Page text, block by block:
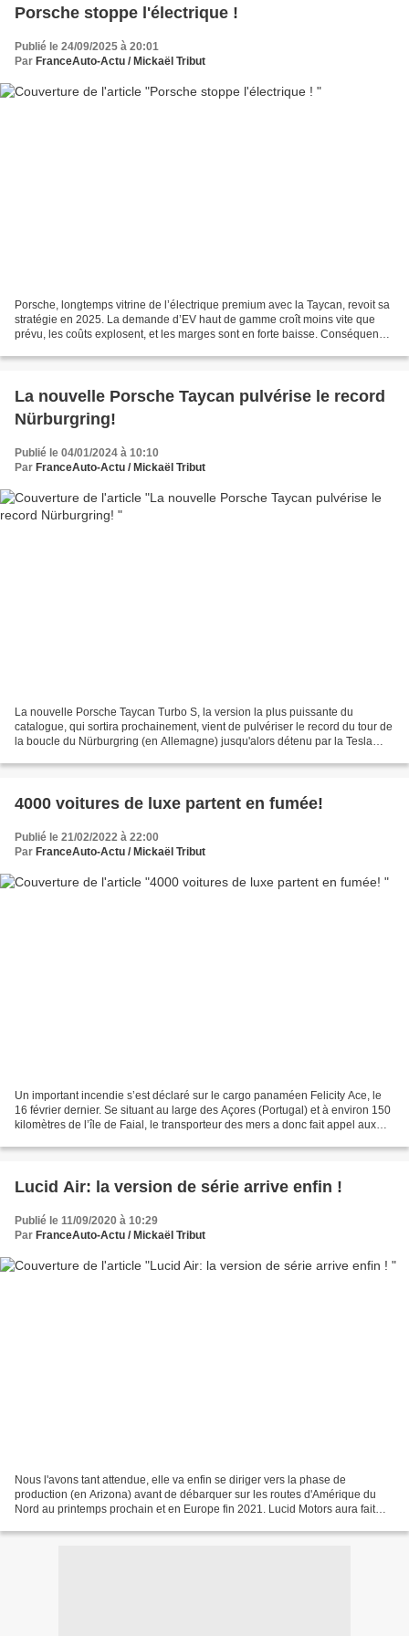
Porsche stoppe l'électrique !
Publié le 24/09/2025 à 20:01
Par FranceAuto-Actu / Mickaël Tribut
Porsche, longtemps vitrine de l’électrique premium avec la Taycan, revoit sa
stratégie en 2025. La demande d’EV haut de gamme croît moins vite que
prévu, les coûts explosent, et les marges sont en forte baisse. Conséquence
La nouvelle Porsche Taycan pulvérise le record
Nürburgring!
Publié le 04/01/2024 à 10:10
Par FranceAuto-Actu / Mickaël Tribut
La nouvelle Porsche Taycan Turbo S, la version la plus puissante du
catalogue, qui sortira prochainement, vient de pulvériser le record du tour de
la boucle du Nürburgring (en Allemagne) jusqu'alors détenu par la Tesla
4000 voitures de luxe partent en fumée!
Publié le 21/02/2022 à 22:00
Par FranceAuto-Actu / Mickaël Tribut
Un important incendie s’est déclaré sur le cargo panaméen Felicity Ace, le
16 février dernier. Se situant au large des Açores (Portugal) et à environ 150
kilomètres de l’île de Faial, le transporteur des mers a donc fait appel aux
Lucid Air: la version de série arrive enfin !
Publié le 11/09/2020 à 10:29
Par FranceAuto-Actu / Mickaël Tribut
Nous l'avons tant attendue, elle va enfin se diriger vers la phase de
production (en Arizona) avant de débarquer sur les routes d'Amérique du
Nord au printemps prochain et en Europe fin 2021. Lucid Motors aura fait